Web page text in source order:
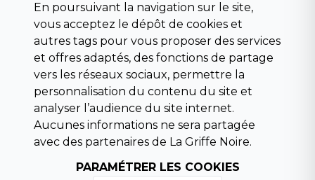
Para scolaire
Histoire
Pochoteque
Pleiade
INFORMATIONS
Droit de rétractation
Conditions générales de vente
En poursuivant la navigation sur le site,
vous acceptez le dépôt de cookies et
autres tags pour vous proposer des services
et offres adaptés, des fonctions de partage
vers les réseaux sociaux, permettre la
personnalisation du contenu du site et
analyser l’audience du site internet.
Aucunes informations ne sera partagée
avec des partenaires de La Griffe Noire.
PARAMÉTRER LES COOKIES